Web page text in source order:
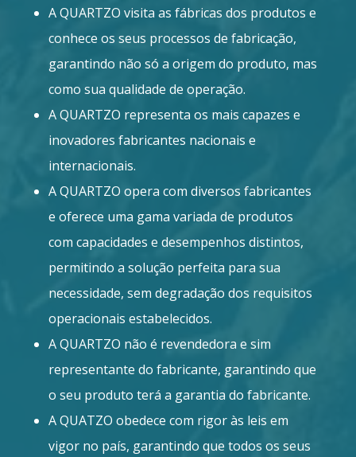
A QUARTZO visita as fábricas dos produtos e
conhece os seus processos de fabricação,
garantindo não só a origem do produto, mas
como sua qualidade de operação.
A QUARTZO representa os mais capazes e
inovadores fabricantes nacionais e
internacionais.
A QUARTZO opera com diversos fabricantes
e oferece uma gama variada de produtos
com capacidades e desempenhos distintos,
permitindo a solução perfeita para sua
necessidade, sem degradação dos requisitos
operacionais estabelecidos.
A QUARTZO não é revendedora e sim
representante do fabricante, garantindo que
o seu produto terá a garantia do fabricante.
A QUATZO obedece com rigor às leis em
vigor no país, garantindo que todos os seus